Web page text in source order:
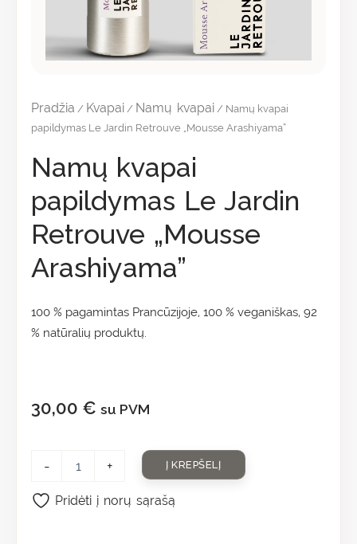
Pradžia / Kvapai/ Namų kvapai/ Namų kvapai
papildymas Le Jardin Retrouve „Mousse Arashiyama”
Namų kvapai
papildymas Le Jardin
Retrouve „Mousse
Arashiyama”
100 % pagamintas Prancūzijoje, 100 % veganiškas, 92
% natūralių produktų.
30,00 € su PVM
- + Į KREPŠELĮ
Pridėti į norų sąrašą